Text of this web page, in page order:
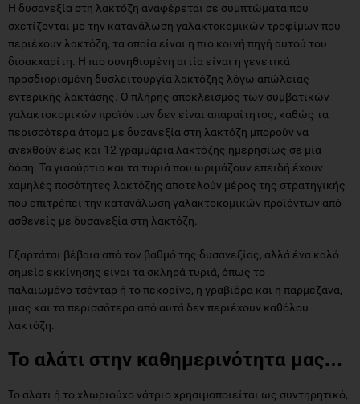
Η δυσανεξία στη λακτόζη αναφέρεται σε συμπτώματα που
σχετίζονται με την κατανάλωση γαλακτοκομικών τροφίμων που
περιέχουν λακτόζη, τα οποία είναι η πιο κοινή πηγή αυτού του
δισακχαρίτη. H πιο συνηθισμένη αιτία είναι η γενετικά
προσδιορισμένη δυσλειτουργία λακτόζης λόγω απώλειας
εντερικής λακτάσης. Ο πλήρης αποκλεισμός των συμβατικών
γαλακτοκομικών προϊόντων δεν είναι απαραίτητος, καθώς τα
περισσότερα άτομα με δυσανεξία στη λακτόζη μπορούν να
ανεχθούν έως και 12 γραμμάρια λακτόζης ημερησίως σε μία
δόση. Τα γιαούρτια και τα τυριά που ωριμάζουν επειδή έχουν
χαμηλές ποσότητες λακτόζης αποτελούν μέρος της στρατηγικής
που επιτρέπει την κατανάλωση γαλακτοκομικών προϊόντων από
ασθενείς με δυσανεξία στη λακτόζη.
Εξαρτάται βέβαια από τον βαθμό της δυσανεξίας, αλλά ένα καλό
σημείο εκκίνησης είναι τα σκληρά τυριά, όπως το
παλαιωμένο τσένταρ ή το πεκορίνο, η γραβιέρα και η παρμεζάνα,
μιας και τα περισσότερα από αυτά δεν περιέχουν καθόλου
λακτόζη.
Το αλάτι στην καθημερινότητα μας…
Το αλάτι ή το χλωριούχο νάτριο χρησιμοποιείται ως συντηρητικό,